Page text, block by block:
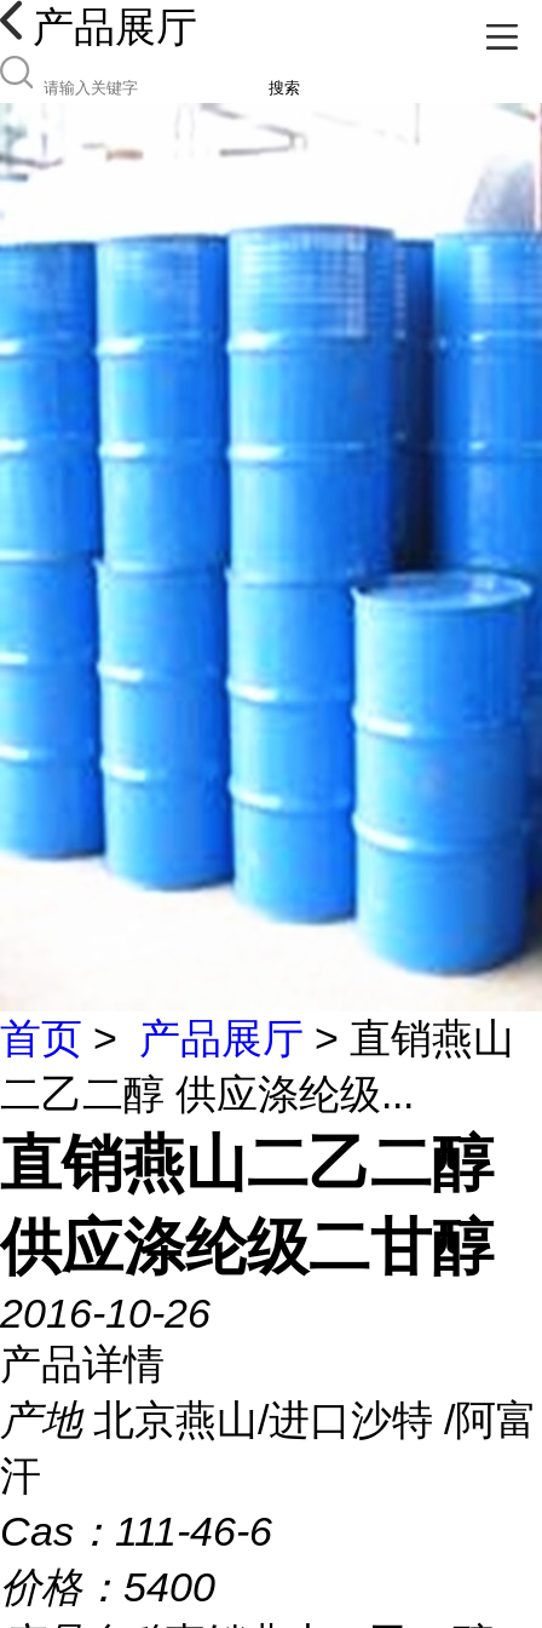
产品展厅
搜索
首页 > 产品展厅 > 直销燕山
二乙二醇 供应涤纶级...
直销燕山二乙二醇
供应涤纶级二甘醇
2016-10-26
产品详情
产地 北京燕山/进口沙特 /阿富
汗
Cas： 111-46-6
价格： 5400